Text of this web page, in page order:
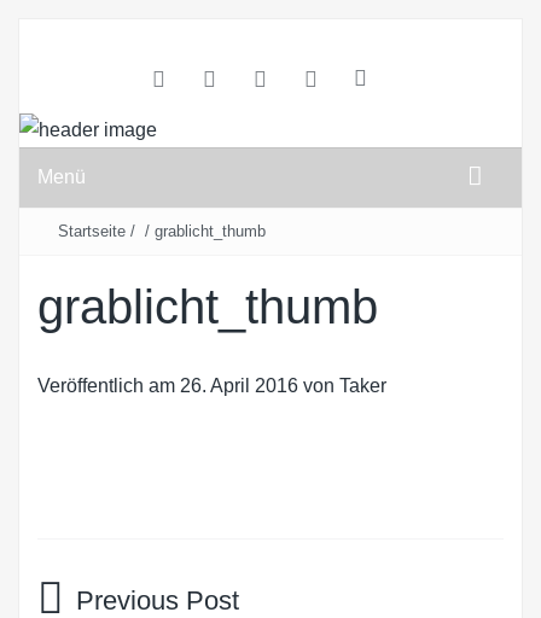
Menü
Startseite / / grablicht_thumb
grablicht_thumb
Veröffentlich am 26. April 2016 von Taker
Beitragsnavigation